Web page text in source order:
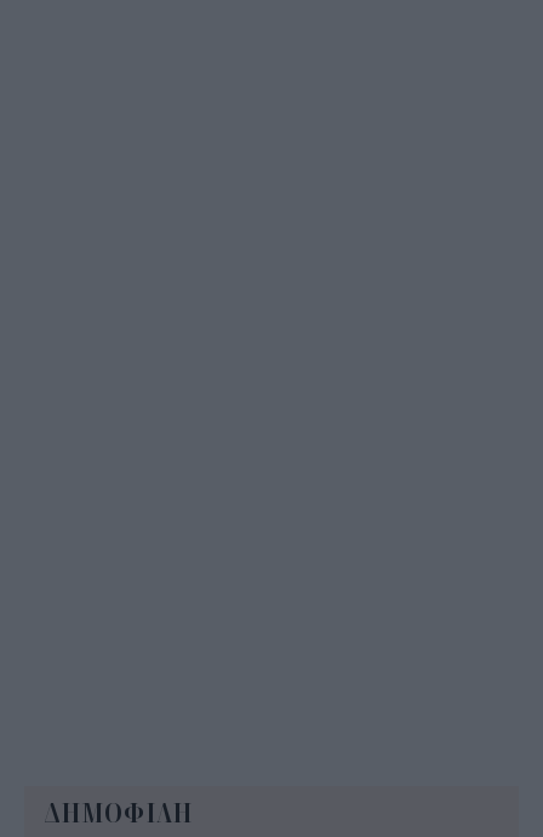
ΔΗΜΟΦΙΛΗ